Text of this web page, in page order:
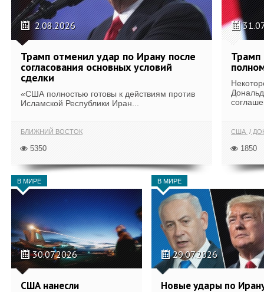
2.08.2026
Трамп отменил удар по Ирану после
согласования основных условий
сделки
«США полностью готовы к действиям против
Исламской Республики Иран...
БЛИЖНИЙ ВОСТОК
5350
Трамп
США
1850
В МИРЕ
30.07.2026
США нанесли
В МИРЕ
29.07.2026
Новые удары по